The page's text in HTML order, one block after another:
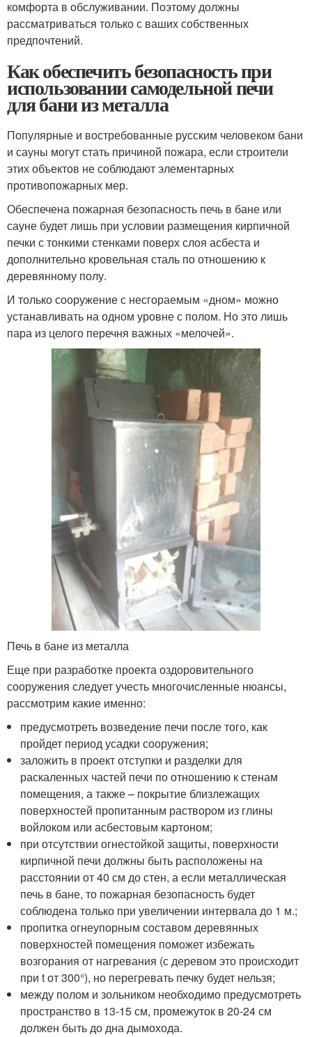
комфорта в обслуживании. Поэтому должны
рассматриваться только с ваших собственных
предпочтений.
Как обеспечить безопасность при
использовании самодельной печи
для бани из металла
Популярные и востребованные русским человеком бани
и сауны могут стать причиной пожара, если строители
этих объектов не соблюдают элементарных
противопожарных мер.
Обеспечена пожарная безопасность печь в бане или
сауне будет лишь при условии размещения кирпичной
печки с тонкими стенками поверх слоя асбеста и
дополнительно кровельная сталь по отношению к
деревянному полу.
И только сооружение с несгораемым «дном» можно
устанавливать на одном уровне с полом. Но это лишь
пара из целого перечня важных «мелочей».
Печь в бане из металла
Еще при разработке проекта оздоровительного
сооружения следует учесть многочисленные нюансы,
рассмотрим какие именно:
предусмотреть возведение печи после того, как
пройдет период усадки сооружения;
заложить в проект отступки и разделки для
раскаленных частей печи по отношению к стенам
помещения, а также – покрытие близлежащих
поверхностей пропитанным раствором из глины
войлоком или асбестовым картоном;
при отсутствии огнестойкой защиты, поверхности
кирпичной печи должны быть расположены на
расстоянии от 40 см до стен, а если металлическая
печь в бане, то пожарная безопасность будет
соблюдена только при увеличении интервала до 1 м.;
пропитка огнеупорным составом деревянных
поверхностей помещения поможет избежать
возгорания от нагревания (с деревом это происходит
при t от 300°), но перегревать печку будет нельзя;
между полом и зольником необходимо предусмотреть
пространство в 13-15 см, промежуток в 20-24 см
должен быть до дна дымохода.